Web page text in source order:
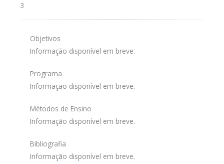
3
Objetivos
Informação disponível em breve.
Programa
Informação disponível em breve.
Métodos de Ensino
Informação disponível em breve.
Bibliografia
Informação disponível em breve.